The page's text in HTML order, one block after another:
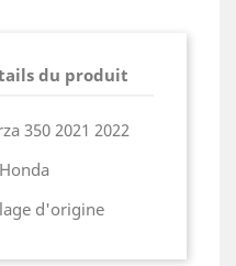
du produit
350 2021 2022
d'origine